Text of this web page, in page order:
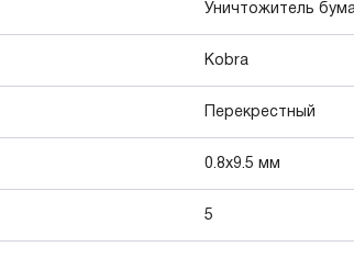
Уничтожитель
Kobra
Перекрестный
0.8x9.5 мм
5